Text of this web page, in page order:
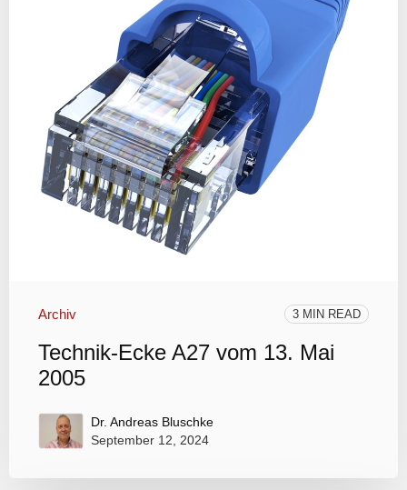
Archiv 3 MIN READ
Technik-Ecke A27 vom 13. Mai
2005
Dr. Andreas Bluschke
September 12, 2024